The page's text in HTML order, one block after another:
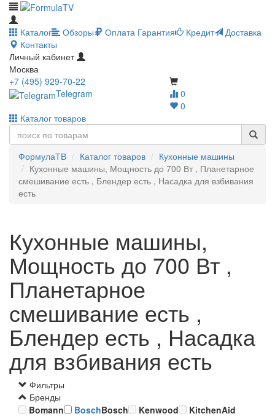
Каталог Обзоры Оплата Гарантия Кредит
Доставка
Контакты
Личный кабинет
Москва
0
0
+7 (495) 929-70-22
Telegram
Каталог товаров
ФормулаТВ Каталог товаров
Кухонные машины
Кухонные машины, Мощность до 700 Вт , Планетарное
смешивание есть , Блендер есть , Насадка для взбивания
есть
Кухонные машины,
Мощность до 700 Вт ,
Планетарное
смешивание есть ,
Блендер есть , Насадка
для взбивания есть
Фильтры
Бренды
Bomann
BoschBosch Kenwood
KitchenAid